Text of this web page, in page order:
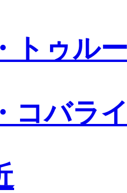
トゥル
コバラ